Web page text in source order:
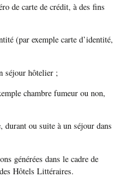
de carte de crédit, à des fins
(par exemple carte d’identité,
séjour hôtelier ;
chambre fumeur ou non,
durant ou suite à un séjour dans
générées dans le cadre de
Hôtels Littéraires.